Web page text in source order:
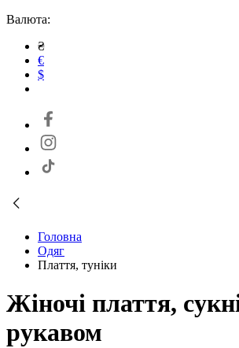
Валюта:
₴
€
$
Головна
Одяг
Плаття, туніки
Жіночі плаття,
рукавом